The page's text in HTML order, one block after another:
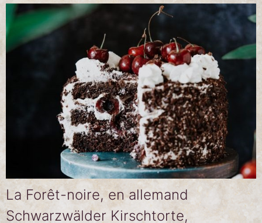
La Forêt-noire, en allemand
Schwarzwälder Kirschtorte,